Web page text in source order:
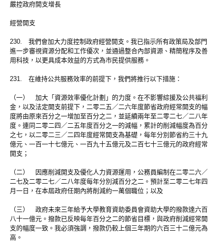
嚴控政府開支增長
經營開支
230. 我們會加大力度控制政府經營開支。我已指示所有政策局及部門
進一步審視資源分配和工作優次，並通過整合內部資源、精簡程序及善
用科技，以更具成本效益的方式為市民提供服務。
231. 在維持公共服務效率的前提下，我們將推行以下措施：
（一） 加大「資源效率優化計劃」的力度。在不影響綜援及公共福利
金，以及法定開支前提下，二零二五／二六年度節省政府經常開支的幅
度將由原來百分之一增加至百分之二，並延續兩年至二零二七／二八年
度。連同二零二四／二五年度百分之一的減幅，累計的削減幅度為百分
之七，以二零二三／二四年度經常開支為基礎，每年分別節省約三十九
億元、一百一十七億元、一百九十五億元及二百七十三億元的政府經常
開支；
（二） 因應削減開支及優化人力資源運用，公務員編制在二零二六／
二七及二零二七／二八年度每年分別減百分之二。預計至二零二七年四
月一日，在本屆政府任期內將削減約一萬個職位；以及
（三） 政府未來三年給予大學教育資助委員會資助大學的撥款達六百
八十一億元。撥款已反映每年百分之二的節省目標，與政府削減經常開
支的幅度一致。我必須強調，撥款仍較上個三年期的六百三十二億元為
高。